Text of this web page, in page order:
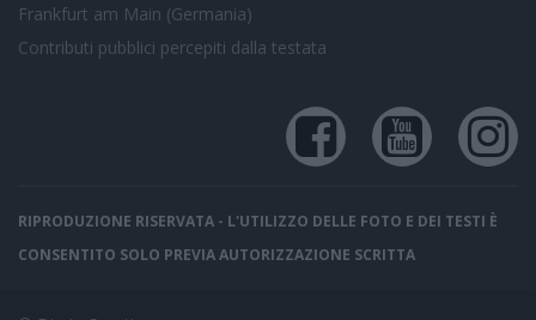
Frankfurt am Main (Germania)
Contributi pubblici percepiti dalla testata
RIPRODUZIONE RISERVATA - L'UTILIZZO DELLE FOTO E DEI TESTI È
CONSENTITO SOLO PREVIA AUTORIZZAZIONE SCRITTA